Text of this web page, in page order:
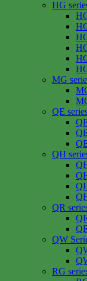
HG
MG
QE
QH
QR
QW
RG